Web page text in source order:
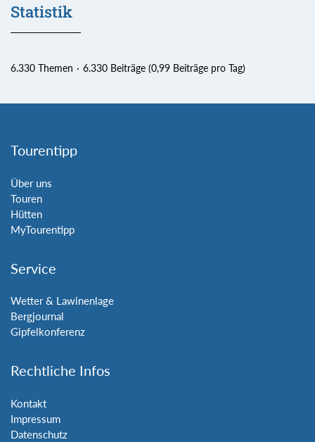
Statistik
6.330 Themen 6.330 Beiträge (0,99 Beiträge pro Tag)
Tourentipp
Über uns
Touren
Hütten
MyTourentipp
Service
Wetter & Lawinenlage
Bergjournal
Gipfelkonferenz
Rechtliche Infos
Kontakt
Impressum
Datenschutz